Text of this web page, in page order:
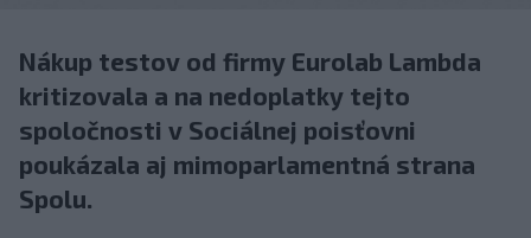
Nákup testov od firmy Eurolab Lambda
kritizovala a na nedoplatky tejto
spoločnosti v Sociálnej poisťovni
poukázala aj mimoparlamentná strana
Spolu.